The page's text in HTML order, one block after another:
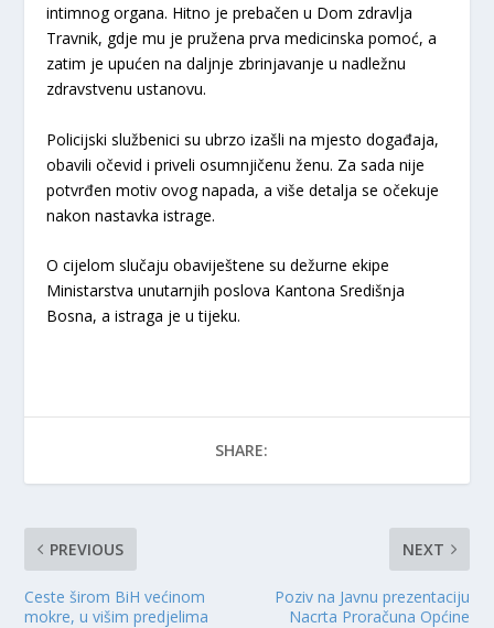
intimnog organa. Hitno je prebačen u Dom zdravlja
Travnik, gdje mu je pružena prva medicinska pomoć, a
zatim je upućen na daljnje zbrinjavanje u nadležnu
zdravstvenu ustanovu.
Policijski službenici su ubrzo izašli na mjesto događaja,
obavili očevid i priveli osumnjičenu ženu. Za sada nije
potvrđen motiv ovog napada, a više detalja se očekuje
nakon nastavka istrage.
O cijelom slučaju obaviještene su dežurne ekipe
Ministarstva unutarnjih poslova Kantona Središnja
Bosna, a istraga je u tijeku.
SHARE:
PREVIOUS
Ceste širom BiH većinom
mokre, u višim predjelima
NEXT
Poziv na Javnu prezentaciju
Nacrta Proračuna Općine